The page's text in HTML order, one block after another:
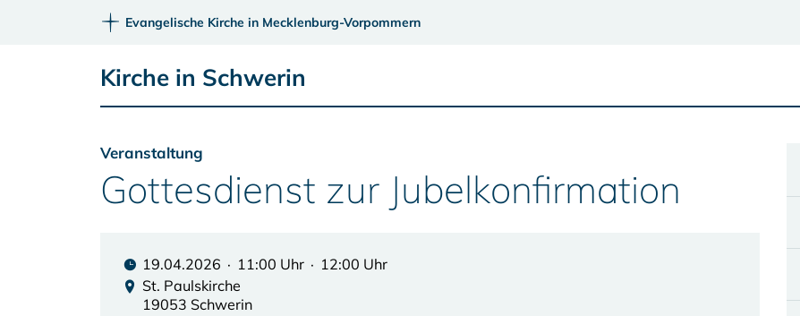
Evangelische Kirche in Mecklenburg-Vorpommern
Kirche in Schwerin
Veranstaltung
Gottesdienst zur Jubelkonfirmation
19.04.2026 · 11:00 Uhr · 12:00 Uhr
St. Paulskirche
19053 Schwerin